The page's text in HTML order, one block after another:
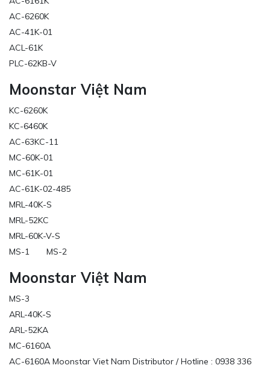
AC-6260K
AC-41K-01
ACL-61K
PLC-62KB-V
Moonstar Việt Nam
KC-6260K
KC-6460K
AC-63KC-11
MC-60K-01
MC-61K-01
AC-61K-02-485
MRL-40K-S
MRL-52KC
MRL-60K-V-S
MS-1 MS-2
Moonstar Việt Nam
MS-3
ARL-40K-S
ARL-52KA
MC-6160A
AC-6160A Moonstar Viet Nam Distributor / Hotline : 0938 336